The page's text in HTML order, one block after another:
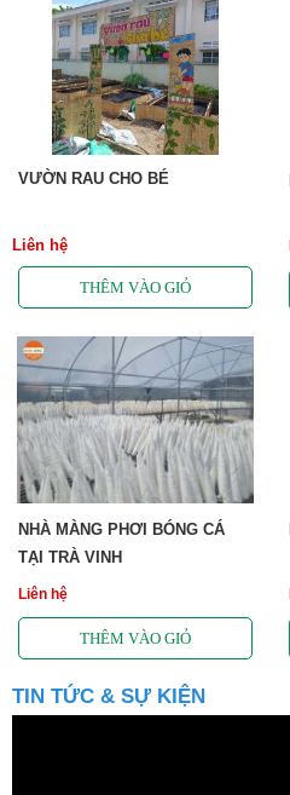
VƯỜN RAU CHO BÉ
Liên hệ
NHÀ MÀNG PHƠI BÓNG CÁ
TẠI TRÀ VINH
Liên hệ